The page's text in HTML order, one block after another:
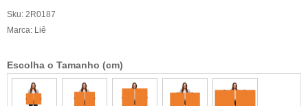
Sku: 2R0187
Marca: Liê
Escolha o Tamanho (cm)